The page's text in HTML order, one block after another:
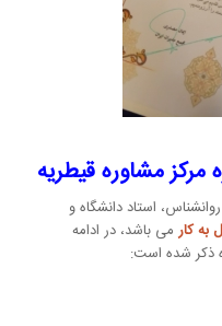
مشاوره قیطریه
ایرانیان با 56 مشاور، روانشناس، استاد دانشگاه و
به کارمی باشد، در ادامه
ذکر شده است: